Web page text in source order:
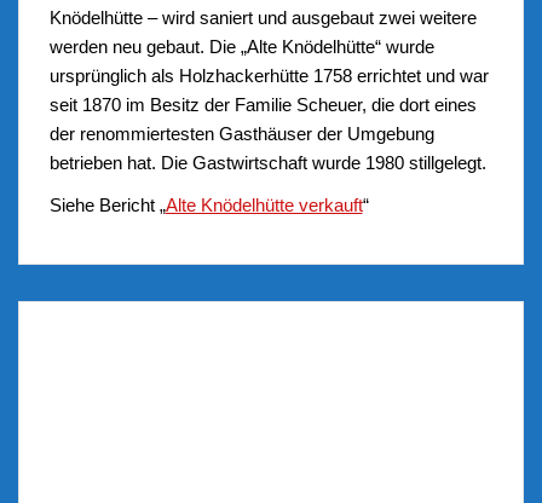
Knödelhütte – wird saniert und ausgebaut zwei weitere
werden neu gebaut. Die „Alte Knödelhütte“ wurde
ursprünglich als Holzhackerhütte 1758 errichtet und war
seit 1870 im Besitz der Familie Scheuer, die dort eines
der renommiertesten Gasthäuser der Umgebung
betrieben hat. Die Gastwirtschaft wurde 1980 stillgelegt.
Siehe Bericht „Alte Knödelhütte verkauft“